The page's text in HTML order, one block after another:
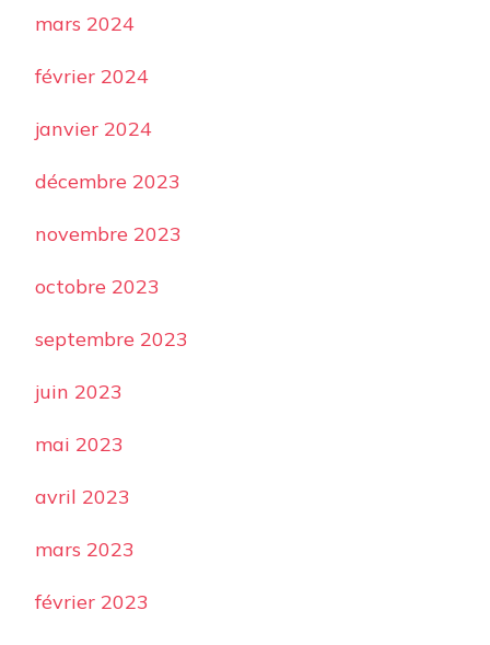
mars 2024
février 2024
janvier 2024
décembre 2023
novembre 2023
octobre 2023
septembre 2023
juin 2023
mai 2023
avril 2023
mars 2023
février 2023